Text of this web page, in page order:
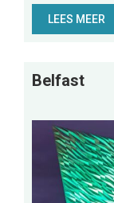
LEES MEER
Belfast